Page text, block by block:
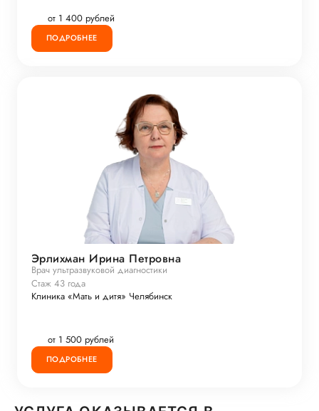
от 1 400 рублей
ПОДРОБНЕЕ
Эрлихман Ирина Петровна
Врач ультразвуковой диагностики
Стаж 43 года
Клиника «Мать и дитя» Челябинск
от 1 500 рублей
ПОДРОБНЕЕ